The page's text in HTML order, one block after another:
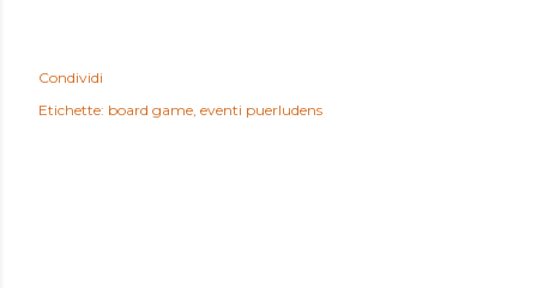
Condividi
Etichette: board game eventi puerludens